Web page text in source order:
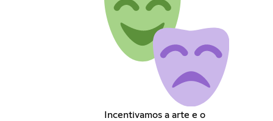
Incentivamos a arte e o